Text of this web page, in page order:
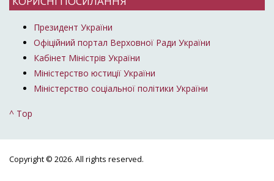
Президент України
Офіційний портал Верховної Ради України
Кабінет Міністрів України
Міністерство юстиції України
Міністерство соціальної політики України
^ Top
Copyright © 2026. All rights reserved.